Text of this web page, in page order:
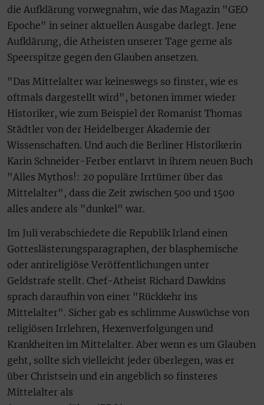
die Aufklärung vorwegnahm, wie das Magazin "GEO
Epoche" in seiner aktuellen Ausgabe darlegt. Jene
Aufklärung, die Atheisten unserer Tage gerne als
Speerspitze gegen den Glauben ansetzen.
"Das Mittelalter war keineswegs so finster, wie es
oftmals dargestellt wird", betonen immer wieder
Historiker, wie zum Beispiel der Romanist Thomas
Städtler von der Heidelberger Akademie der
Wissenschaften. Und auch die Berliner Historikerin
Karin Schneider-Ferber entlarvt in ihrem neuen Buch
"Alles Mythos!: 20 populäre Irrtümer über das
Mittelalter", dass die Zeit zwischen 500 und 1500
alles andere als "dunkel" war.
Im Juli verabschiedete die Republik Irland einen
Gotteslästerungsparagraphen, der blasphemische
oder antireligiöse Veröffentlichungen unter
Geldstrafe stellt. Chef-Atheist Richard Dawkins
sprach daraufhin von einer "Rückkehr ins
Mittelalter". Sicher gab es schlimme Auswüchse von
religiösen Irrlehren, Hexenverfolgungen und
Krankheiten im Mittelalter. Aber wenn es um Glauben
geht, sollte sich vielleicht jeder überlegen, was er
über Christsein und ein angeblich so finsteres
Mittelalter als